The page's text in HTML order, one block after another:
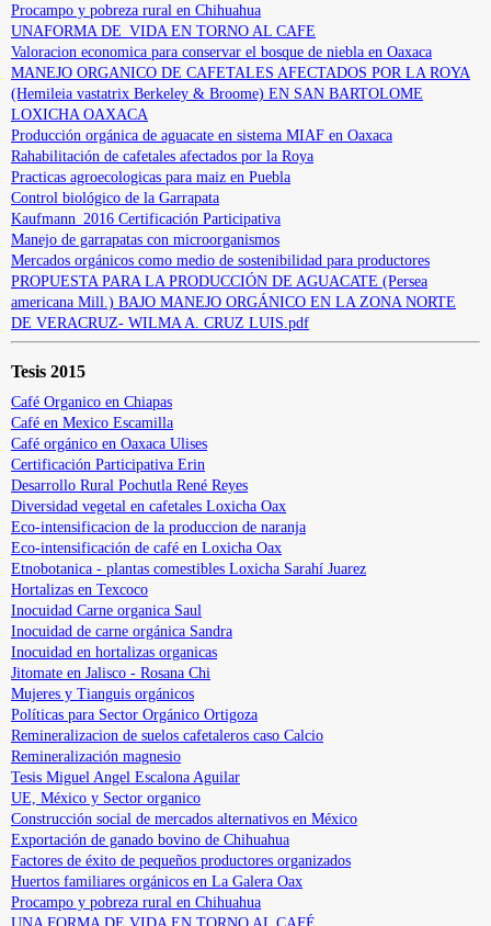
Procampo y pobreza rural en Chihuahua
UNAFORMA DE_VIDA EN TORNO AL CAFE
Valoracion economica para conservar el bosque de niebla en Oaxaca
MANEJO ORGANICO DE CAFETALES AFECTADOS POR LA ROYA
(Hemileia vastatrix Berkeley & Broome) EN SAN BARTOLOME
LOXICHA OAXACA
Producción orgánica de aguacate en sistema MIAF en Oaxaca
Rahabilitación de cafetales afectados por la Roya
Practicas agroecologicas para maiz en Puebla
Control biológico de la Garrapata
Kaufmann_2016 Certificación Participativa
Manejo de garrapatas con microorganismos
Mercados orgánicos como medio de sostenibilidad para productores
PROPUESTA PARA LA PRODUCCIÓN DE AGUACATE (Persea
americana Mill.) BAJO MANEJO ORGÁNICO EN LA ZONA NORTE
DE VERACRUZ- WILMA A. CRUZ LUIS.pdf
Tesis 2015
Café Organico en Chiapas
Café en Mexico Escamilla
Café orgánico en Oaxaca Ulises
Certificación Participativa Erin
Desarrollo Rural Pochutla René Reyes
Diversidad vegetal en cafetales Loxicha Oax
Eco-intensificacion de la produccion de naranja
Eco-intensificación de café en Loxicha Oax
Etnobotanica - plantas comestibles Loxicha Sarahí Juarez
Hortalizas en Texcoco
Inocuidad Carne organica Saul
Inocuidad de carne orgánica Sandra
Inocuidad en hortalizas organicas
Jitomate en Jalisco - Rosana Chi
Mujeres y Tianguis orgánicos
Políticas para Sector Orgánico Ortigoza
Remineralizacion de suelos cafetaleros caso Calcio
Remineralización magnesio
Tesis Miguel Angel Escalona Aguilar
UE, México y Sector organico
Construcción social de mercados alternativos en México
Exportación de ganado bovino de Chihuahua
Factores de éxito de pequeños productores organizados
Huertos familiares orgánicos en La Galera Oax
Procampo y pobreza rural en Chihuahua